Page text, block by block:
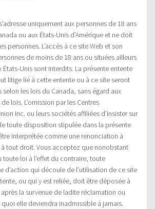
uniquement aux personnes de 18 ans
ou aux États-Unis d’Amérique et ne doit
personnes. L’accès à ce site Web et son
de moins de 18 ans ou situées ailleurs
États-Unis sont interdits. La présente entente
litige lié à cette entente ou à ce site seront
selon les lois du Canada, sans égard aux
lois. L’omission par les Centres
Inc. ou leurs sociétés affiliées d’insister sur
toute disposition stipulée dans la présente
interprétée comme une renonciation à
tout droit. Vous acceptez que nonobstant
loi à l’effet du contraire, toute
d’action qui découle de l’utilisation de ce site
ou qui y est reliée, doit être déposée à
après la survenue de ladite réclamation ou
quoi elle deviendra inadmissible à jamais.